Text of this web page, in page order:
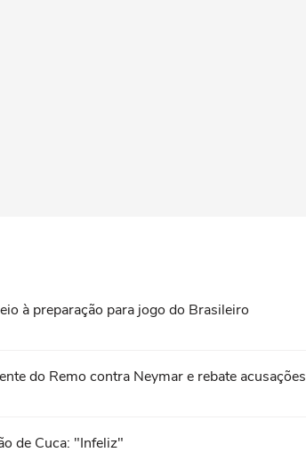
à preparação para jogo do Brasileiro
do Remo contra Neymar e rebate acusações
de Cuca: "Infeliz"